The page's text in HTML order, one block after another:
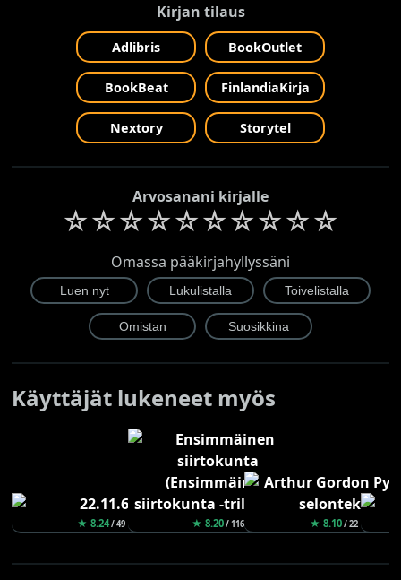
Kirjan tilaus
Adlibris BookOutlet
BookBeat FinlandiaKirja
Nextory Storytel
Arvosanani kirjalle
☆☆☆☆☆☆☆☆☆☆
Omassa pääkirjahyllyssäni
Käyttäjät lukeneet myös
★ 8.24/ 49 ★ 8.20/ 116 ★ 8.10/ 22